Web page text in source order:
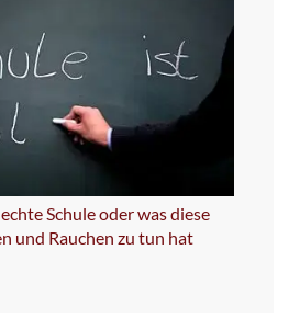
Schule oder was diese
und Rauchen zu tun hat